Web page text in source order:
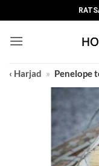
to
content
‹ Harjad » Penelope